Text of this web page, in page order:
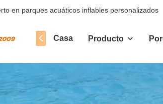
en parques acuáticos inflables personalizados
Casa Producto